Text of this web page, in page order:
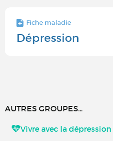
Fiche maladie
Dépression
AUTRES GROUPES...
Vivre avec la dépression